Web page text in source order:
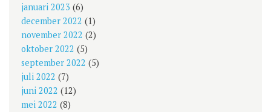
januari 2023 (6)
december 2022 (1)
november 2022 (2)
oktober 2022 (5)
september 2022 (5)
juli 2022 (7)
juni 2022 (12)
mei 2022 (8)